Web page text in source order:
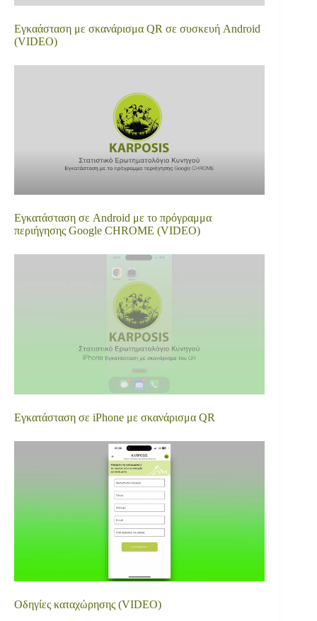
Εγκαάσταση με σκανάρισμα QR σε συσκευή Android
(VIDEO)
Εγκατάσταση σε Android με το πρόγραμμα
περιήγησης Google CHROME (VIDEO)
Εγκατάσταση σε iPhone με σκανάρισμα QR
Οδηγίες καταχώρησης (VIDEO)